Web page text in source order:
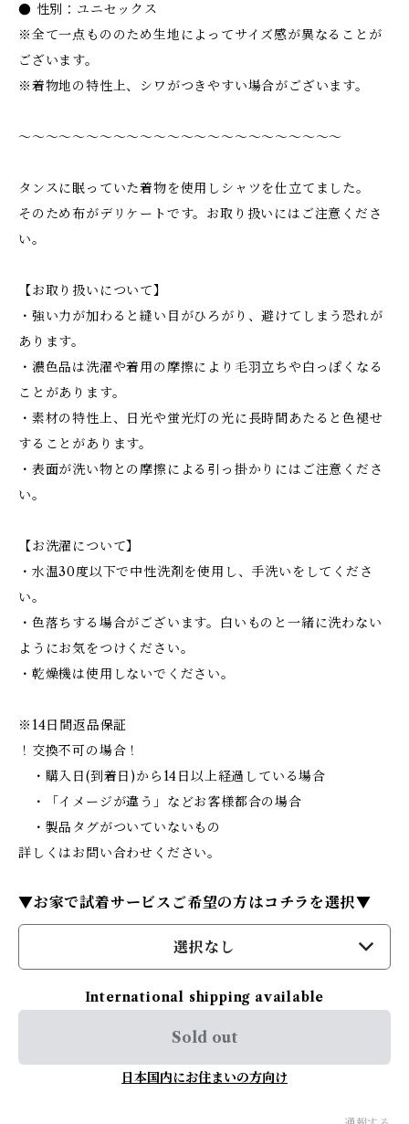
● 性別：ユニセックス
※全て一点もののため生地によってサイズ感が異なることが
ございます。
※着物地の特性上、シワがつきやすい場合がございます。
〜〜〜〜〜〜〜〜〜〜〜〜〜〜〜〜〜〜〜〜〜〜〜〜
タンスに眠っていた着物を使用しシャツを仕立てました。
そのため布がデリケートです。お取り扱いにはご注意くださ
い。
【お取り扱いについて】
・強い力が加わると縫い目がひろがり、避けてしまう恐れが
あります。
・濃色品は洗濯や着用の摩擦により毛羽立ちや白っぽくなる
ことがあります。
・素材の特性上、日光や蛍光灯の光に長時間あたると色褪せ
することがあります。
・表面が洗い物との摩擦による引っ掛かりにはご注意くださ
い。
【お洗濯について】
・水温30度以下で中性洗剤を使用し、手洗いをしてくださ
い。
・色落ちする場合がございます。白いものと一緒に洗わない
ようにお気をつけください。
・乾燥機は使用しないでください。
※14日間返品保証
！交換不可の場合！
・購入日(到着日)から14日以上経過している場合
・「イメージが違う」などお客様都合の場合
・製品タグがついていないもの
詳しくはお問い合わせください。
▼お家で試着サービスご希望の方はコチラを選択▼
選択なし
International shipping available
Sold out
日本国内にお住まいの方向け